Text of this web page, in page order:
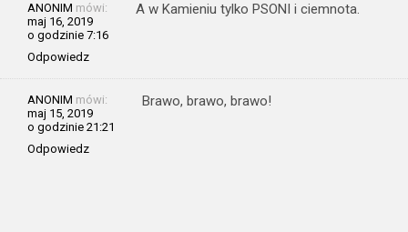
ANONIM mówi:
maj 16, 2019
o godzinie 7:16
Odpowiedz
A w Kamieniu tylko PSONI i ciemnota.
ANONIM mówi:
maj 15, 2019
o godzinie 21:21
Odpowiedz
Brawo, brawo, brawo!